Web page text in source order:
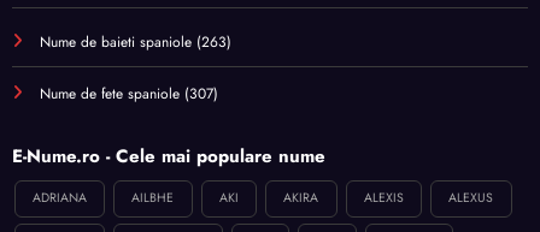
Nume de baieti spaniole (263)
Nume de fete spaniole (307)
E-Nume.ro - Cele mai populare nume
ADRIANA AILBHE AKI AKIRA ALEXIS ALEXUS